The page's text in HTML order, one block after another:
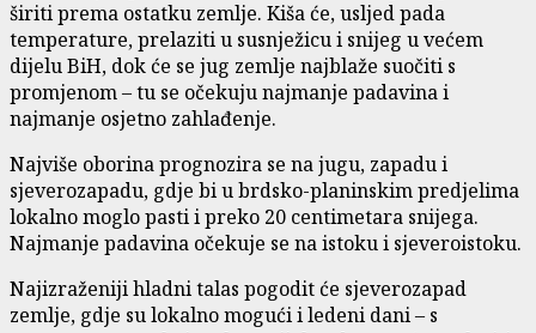
širiti prema ostatku zemlje. Kiša će, usljed pada
temperature, prelaziti u susnježicu i snijeg u većem
dijelu BiH, dok će se jug zemlje najblaže suočiti s
promjenom – tu se očekuju najmanje padavina i
najmanje osjetno zahlađenje.
Najviše oborina prognozira se na jugu, zapadu i
sjeverozapadu, gdje bi u brdsko-planinskim predjelima
lokalno moglo pasti i preko 20 centimetara snijega.
Najmanje padavina očekuje se na istoku i sjeveroistoku.
Najizraženiji hladni talas pogodit će sjeverozapad
zemlje, gdje su lokalno mogući i ledeni dani – s